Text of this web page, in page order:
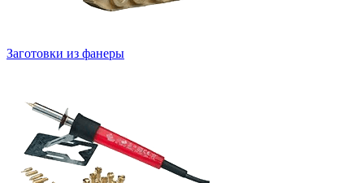
Заготовки из фанеры